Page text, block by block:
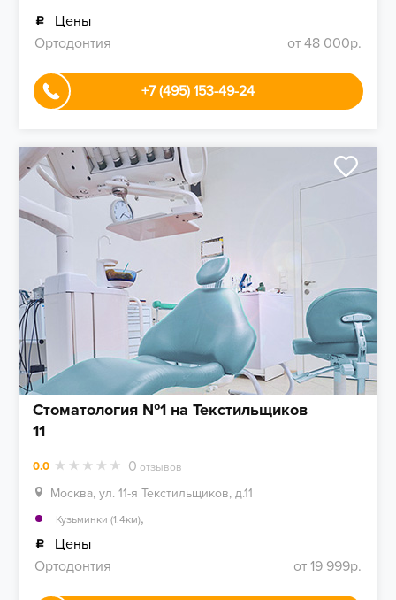
Цены
Ортодонтия
от 48 000р.
+7 (495) 153-49-24
Стоматология №1 на Текстильщиков
11
0.0 0 отзывов
Москва, ул. 11-я Текстильщиков, д.11
Кузьминки (1.4км),
Цены
Ортодонтия
от 19 999р.